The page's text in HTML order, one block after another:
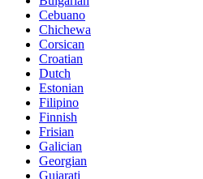
Cebuano
Chichewa
Corsican
Croatian
Dutch
Estonian
Filipino
Finnish
Frisian
Galician
Georgian
Gujarati